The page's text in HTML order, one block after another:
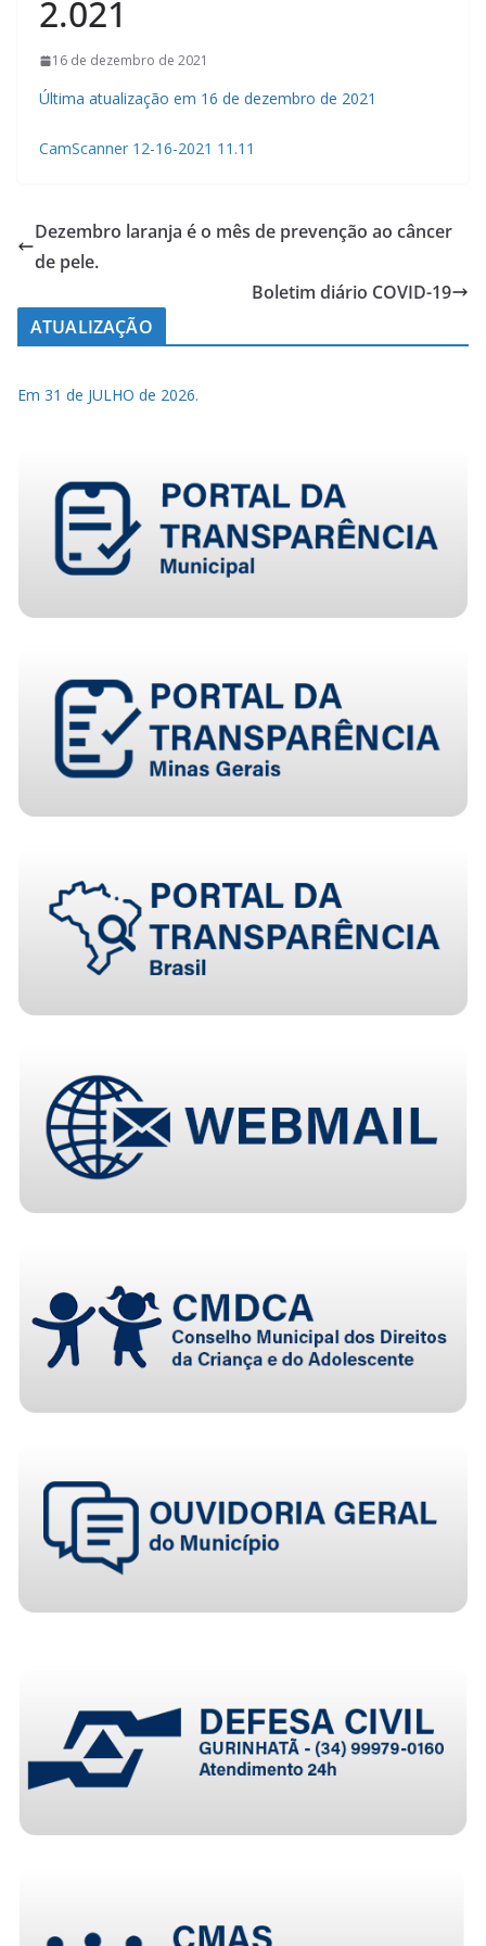
2.021
16 de dezembro de 2021
Última atualização em 16 de dezembro de 2021
CamScanner 12-16-2021 11.11
Dezembro laranja é o mês de prevenção ao câncer
de pele.
Boletim diário COVID-19
ATUALIZAÇÃO
Em 31 de JULHO de 2026.